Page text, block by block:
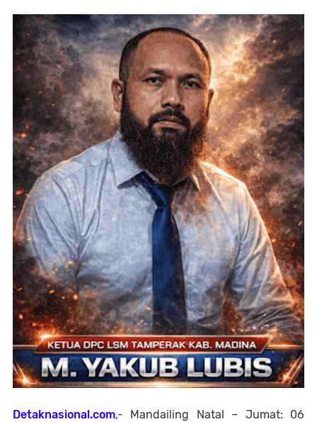
Detaknasional.com,- Mandailing Natal – Jumat: 06